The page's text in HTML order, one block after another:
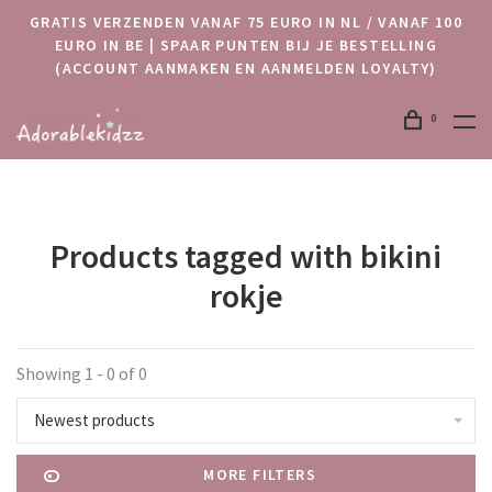
GRATIS VERZENDEN VANAF 75 EURO IN NL / VANAF 100
EURO IN BE | SPAAR PUNTEN BIJ JE BESTELLING
(ACCOUNT AANMAKEN EN AANMELDEN LOYALTY)
0
Products tagged with bikini
rokje
Showing 1 - 0 of 0
Newest products
MORE FILTERS